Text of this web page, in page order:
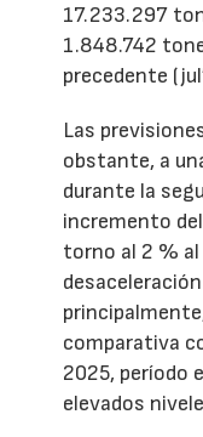
17.233.297
1.848.742
precedente
Las
obstante, a
durante la
incremento
torno al 2 %
comparativa
2025, período
elevados